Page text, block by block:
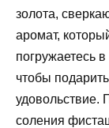
золота,
аромат,
погружаетесь
чтобы
удовольствие.
соления